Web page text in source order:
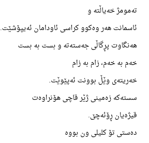
تەمومژ خەیاڵتە و
ئاسمانت هەر وەکوو کراسی ئاودامان ئەیپۆشێت.
هەنگاوت پڕگاڵی جەستەتە و بست بە بست
خەم بە خەم، زام بە زام
خەریتەی وێڵ بوونت ئەپێوێت.
سستەکە زەمینی ژێر قاچی هۆنراوەت
قیژەیان ڕۆئەچێ.
دەستی تۆ کلیلی ون بووە